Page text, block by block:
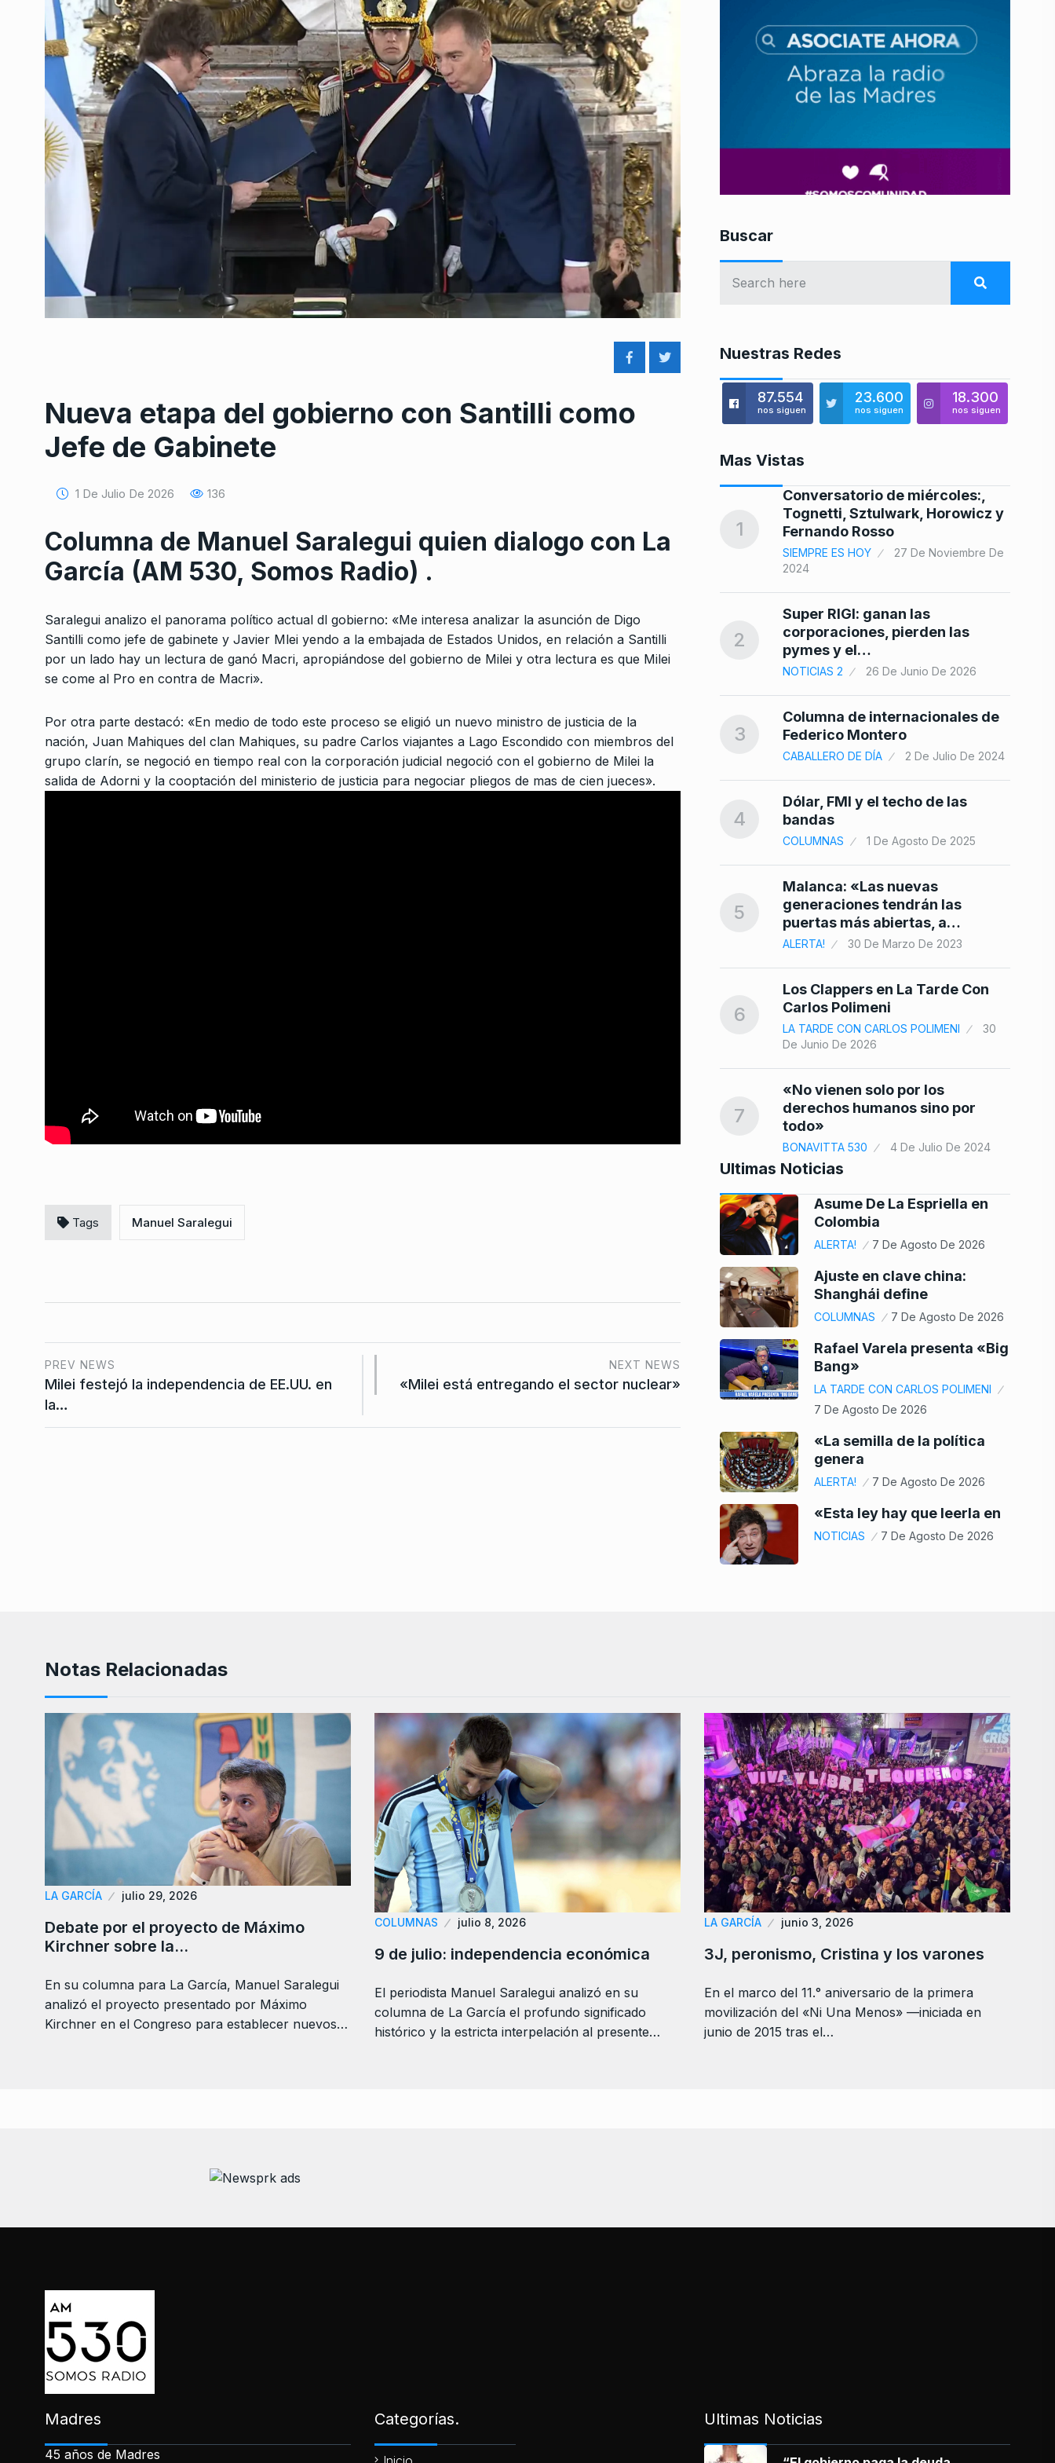
Nueva etapa del gobierno con Santilli como
Jefe de Gabinete
1 De Julio De 2026 136
Columna de Manuel Saralegui quien dialogo con La
García (AM 530, Somos Radio) .
Saralegui analizo el panorama político actual dl gobierno: «Me interesa analizar la asunción de Digo
Santilli como jefe de gabinete y Javier Mlei yendo a la embajada de Estados Unidos, en relación a Santilli
por un lado hay un lectura de ganó Macri, apropiándose del gobierno de Milei y otra lectura es que Milei
se come al Pro en contra de Macri».
Por otra parte destacó: «En medio de todo este proceso se eligió un nuevo ministro de justicia de la
nación, Juan Mahiques del clan Mahiques, su padre Carlos viajantes a Lago Escondido con miembros del
grupo clarín, se negoció en tiempo real con la corporación judicial negoció con el gobierno de Milei la
salida de Adorni y la cooptación del ministerio de justicia para negociar pliegos de mas de cien jueces».
Tags Manuel Saralegui
PREV NEWS
Milei festejó la independencia de EE.UU. en
la…
NEXT NEWS
«Milei está entregando el sector nuclear»
Buscar
Nuestras Redes
87.554
nos siguen
23.600
nos siguen
18.300
nos siguen
Mas Vistas
Conversatorio de miércoles:,
Fernando Rosso
SIEMPRE ES HOY
27 De Noviembre De
2024
2
Super RIGI: ganan las
corporaciones, pierden las
pymes y el…
NOTICIAS 2
3
Columna de internacionales de
Federico Montero
CABALLERO DE DÍA 2 De Julio De 2024
7
derechos humanos sino por
todo»
BONAVITTA 530 4 De Julio De 2024
8
son por…
CABALLERO DE DÍA
5 De Agosto De
9
Héctor Ortíz: «En la Ciudad
tenemos falta de insumos»
ALERTA! 5 De Abril De 2023
10
con la defensa de los
trabajadores»
NOTICIAS 2 3 De Julio De 2026
1
Conversatorio de miércoles:,
Tognetti, Sztulwark, Horowicz y
Fernando Rosso
SIEMPRE ES HOY
27 De Noviembre De
2024
2
Super RIGI: ganan las
corporaciones, pierden las
pymes y el…
NOTICIAS 2 26 De Junio De 2026
3
Columna de internacionales de
Federico Montero
CABALLERO DE DÍA 2 De Julio De 2024
4
Dólar, FMI y el techo de las
bandas
COLUMNAS 1 De Agosto De 2025
5
Malanca: «Las nuevas
generaciones tendrán las
puertas más abiertas, a…
ALERTA! 30 De Marzo De 2023
6
Los Clappers en La Tarde Con
Carlos Polimeni
LA TARDE CON CARLOS POLIMENI
30
De Junio De 2026
7
«No vienen solo por los
derechos humanos sino por
todo»
BONAVITTA 530 4 De Julio De 2024
Ultimas Noticias
Asume De La Espriella en
Colombia
ALERTA! 7 De Agosto De 2026
Ajuste en clave china:
Shanghái define
COLUMNAS 7 De Agosto De 2026
Rafael Varela presenta «Big
Bang»
LA TARDE CON CARLOS POLIMENI
7 De Agosto De 2026
«La semilla de la política
genera
ALERTA! 7 De Agosto De 2026
«Esta ley hay que leerla en
NOTICIAS 7 De Agosto De 2026
Notas Relacionadas
LA GARCÍA julio 29, 2026
Debate por el proyecto de Máximo
Kirchner sobre la…
En su columna para La García, Manuel Saralegui
analizó el proyecto presentado por Máximo
Kirchner en el Congreso para establecer nuevos…
COLUMNAS julio 8, 2026
9 de julio: independencia económica
El periodista Manuel Saralegui analizó en su
columna de La García el profundo significado
histórico y la estricta interpelación al presente…
LA GARCÍA junio 3, 2026
3J, peronismo, Cristina y los varones
En el marco del 11.° aniversario de la primera
movilización del «Ni Una Menos» —iniciada en
junio de 2015 tras el…
Madres
45 años de Madres
Categorías. Ultimas Noticias